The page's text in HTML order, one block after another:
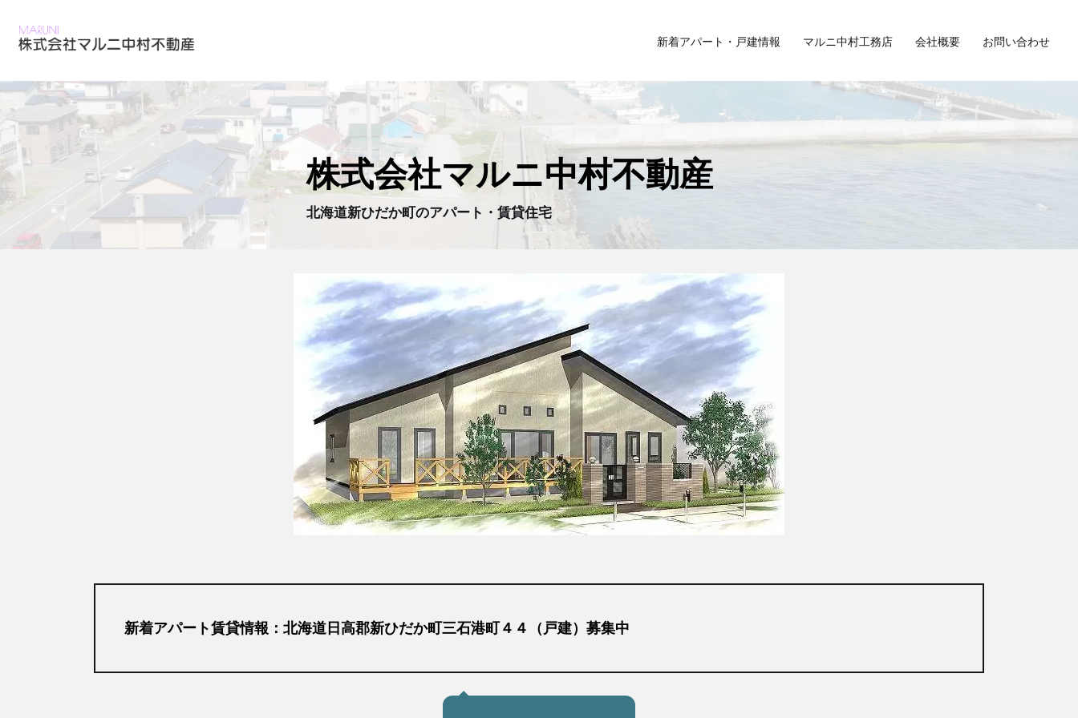
新着アパート・戸建情報 マルニ中村工務店 会社概要 お問い合わせ
株式会社マルニ中村不動産
北海道新ひだか町のアパート・賃貸住宅
新着アパート賃貸情報：北海道日高郡新ひだか町三石港町４４（戸建）募集中